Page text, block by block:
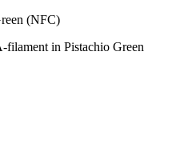
(NFC)
in Pistachio Green